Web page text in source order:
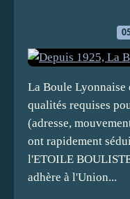
La Boule Lyonnaise
qualités requises
(adresse,
ont rapidement
l'ETOILE
adhère à l'Union...